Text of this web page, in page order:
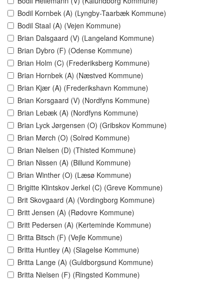
Bodil Kornbek (A) (Lyngby-Taarbæk Kommune)
Bodil Staal (A) (Vejen Kommune)
Brian Dalsgaard (V) (Langeland Kommune)
Brian Dybro (F) (Odense Kommune)
Brian Holm (C) (Frederiksberg Kommune)
Brian Hornbek (A) (Næstved Kommune)
Brian Kjær (A) (Frederikshavn Kommune)
Brian Korsgaard (V) (Nordfyns Kommune)
Brian Lebæk (A) (Nordfyns Kommune)
Brian Lyck Jørgensen (O) (Gribskov Kommune)
Brian Mørch (O) (Solrød Kommune)
Brian Nielsen (D) (Thisted Kommune)
Brian Nissen (A) (Billund Kommune)
Brian Winther (O) (Læsø Kommune)
Brigitte Klintskov Jerkel (C) (Greve Kommune)
Brit Skovgaard (A) (Vordingborg Kommune)
Britt Jensen (A) (Rødovre Kommune)
Britt Pedersen (A) (Kerteminde Kommune)
Britta Bitsch (F) (Vejle Kommune)
Britta Huntley (A) (Slagelse Kommune)
Britta Lange (A) (Guldborgsund Kommune)
Britta Nielsen (F) (Ringsted Kommune)